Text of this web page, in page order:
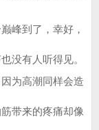
到了，幸好，
没有人听得见。
为高潮同样会造
带来的疼痛却像